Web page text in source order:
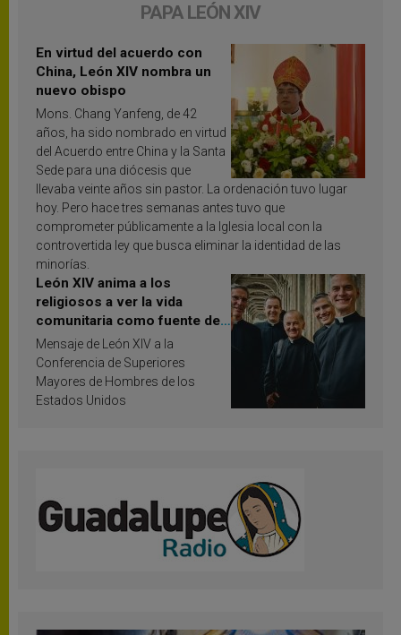
PAPA LEÓN XIV
En virtud del acuerdo con
China, León XIV nombra un
nuevo obispo
Mons. Chang Yanfeng, de 42
años, ha sido nombrado en virtud
del Acuerdo entre China y la Santa
Sede para una diócesis que
llevaba veinte años sin pastor. La ordenación tuvo lugar
hoy. Pero hace tres semanas antes tuvo que
comprometer públicamente a la Iglesia local con la
controvertida ley que busca eliminar la identidad de las
minorías.
León XIV anima a los
religiosos a ver la vida
comunitaria como fuente de
inspiración y santificación
Mensaje de León XIV a la
Conferencia de Superiores
Mayores de Hombres de los
Estados Unidos